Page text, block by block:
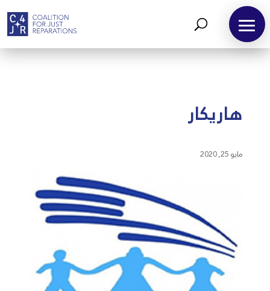
هاريكار
مايو 25, 2020